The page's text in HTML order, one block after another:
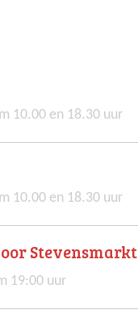
10.00 en 18.30 uur
10.00 en 18.30 uur
Stevensmarkt
19:00 uur